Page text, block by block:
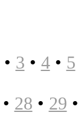
• 3 • 4• 5
• 28 • 29